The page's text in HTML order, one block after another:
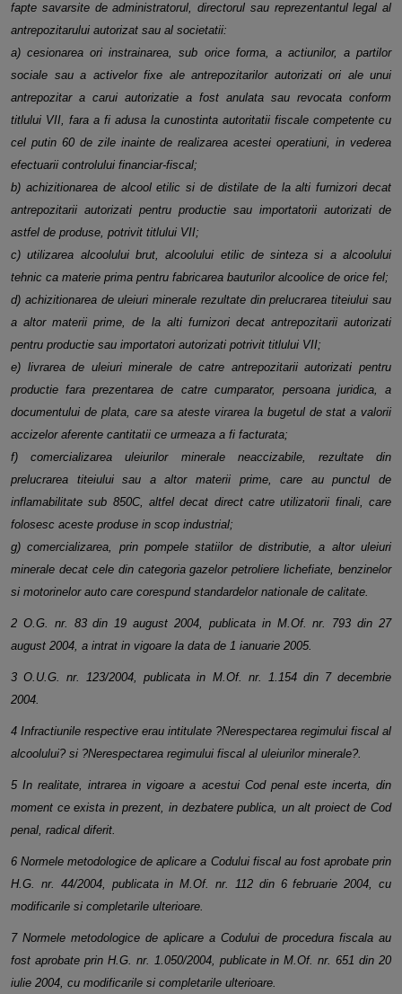
fapte savarsite de administratorul, directorul sau reprezentantul legal al
antrepozitarului autorizat sau al societatii:
a) cesionarea ori instrainarea, sub orice forma, a actiunilor, a partilor
sociale sau a activelor fixe ale antrepozitarilor autorizati ori ale unui
antrepozitar a carui autorizatie a fost anulata sau revocata conform
titlului VII, fara a fi adusa la cunostinta autoritatii fiscale competente cu
cel putin 60 de zile inainte de realizarea acestei operatiuni, in vederea
efectuarii controlului financiar-fiscal;
b) achizitionarea de alcool etilic si de distilate de la alti furnizori decat
antrepozitarii autorizati pentru productie sau importatorii autorizati de
astfel de produse, potrivit titlului VII;
c) utilizarea alcoolului brut, alcoolului etilic de sinteza si a alcoolului
tehnic ca materie prima pentru fabricarea bauturilor alcoolice de orice fel;
d) achizitionarea de uleiuri minerale rezultate din prelucrarea titeiului sau
a altor materii prime, de la alti furnizori decat antrepozitarii autorizati
pentru productie sau importatori autorizati potrivit titlului VII;
e) livrarea de uleiuri minerale de catre antrepozitarii autorizati pentru
productie fara prezentarea de catre cumparator, persoana juridica, a
documentului de plata, care sa ateste virarea la bugetul de stat a valorii
accizelor aferente cantitatii ce urmeaza a fi facturata;
f) comercializarea uleiurilor minerale neaccizabile, rezultate din
prelucrarea titeiului sau a altor materii prime, care au punctul de
inflamabilitate sub 850C, altfel decat direct catre utilizatorii finali, care
folosesc aceste produse in scop industrial;
g) comercializarea, prin pompele statiilor de distributie, a altor uleiuri
minerale decat cele din categoria gazelor petrolierelichefiate, benzinelor
si motorinelor auto care corespund standardelor nationale de calitate.
2 O.G. nr. 83 din 19 august 2004, publicata in M.Of. nr. 793 din 27
august 2004, a intrat in vigoare la data de 1 ianuarie 2005.
3 O.U.G. nr. 123/2004, publicata in M.Of. nr. 1.154 din 7 decembrie
2004.
4 Infractiunile respective erau intitulate ?Nerespectarea regimului fiscal al
alcoolului? si ?Nerespectarea regimului fiscal al uleiurilor minerale?.
5 In realitate, intrarea in vigoare a acestui Cod penal este incerta, din
moment ce exista in prezent, in dezbatere publica, un alt proiect de Cod
penal, radical diferit.
6 Normele metodologice de aplicare a Codului fiscal au fost aprobate prin
H.G. nr. 44/2004, publicata in M.Of. nr. 112 din 6februarie 2004, cu
modificarile si completarile ulterioare.
7 Normele metodologice de aplicare a Codului de procedura fiscala au
fost aprobate prin H.G. nr. 1.050/2004, publicate in M.Of. nr. 651 din 20
iulie 2004, cu modificarile si completarile ulterioare.